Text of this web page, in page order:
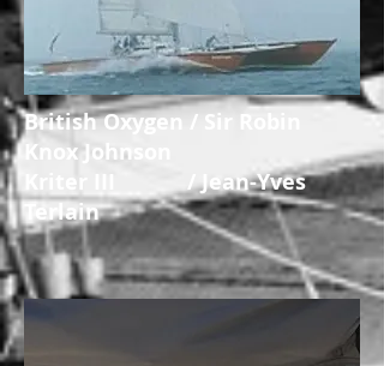
British Oxygen / Sir Robin
Knox Johnson
Kriter III / Jean-Yves
Terlain